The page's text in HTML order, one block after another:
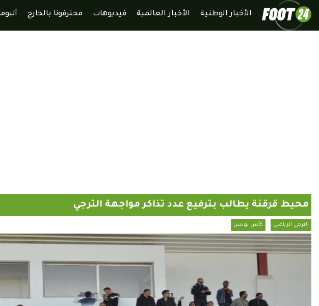
الأخبار الوطنية الأخبار العالمية فيديوهات محترفونا بالخارج
محيط قرقنة يطالب بترفيع عدد تذاكر مواجهة الترجي
الترجي الرياضي كأس تونس